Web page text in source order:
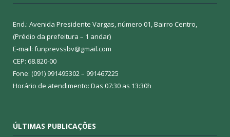
End.: Avenida Presidente Vargas, número 01, Bairro Centro,
(Prédio da prefeitura – 1 andar)
E-mail: funprevssbv@gmail.com
CEP: 68.820-00
Fone: (091) 991495302 – 991467225
Horário de atendimento: Das 07:30 as 13:30h
ÚLTIMAS PUBLICAÇÕES